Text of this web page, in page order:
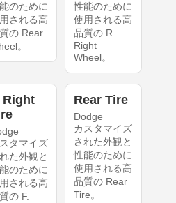
のために
される高
の Rear
。
性能のために
使用される高
品質の R.
Right
Wheel。
Right
タマイズ
た外観と
のために
される高
の F.
Rear Tire
Dodge
カスタマイズ
された外観と
性能のために
使用される高
品質の Rear
Tire。